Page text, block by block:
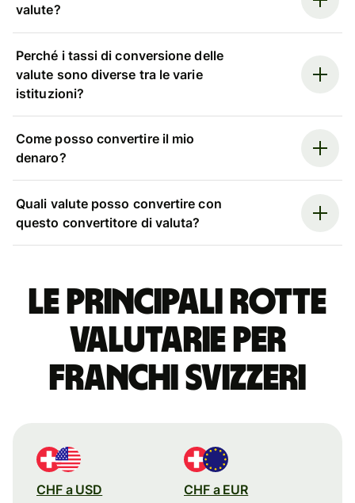
valute?
Perché i tassi di conversione delle
valute sono diverse tra le varie
istituzioni?
Come posso convertire il mio
denaro?
Quali valute posso convertire con
questo convertitore di valuta?
Le principali rotte
valutarie per
franchi svizzeri
CHF a USD CHF a EUR